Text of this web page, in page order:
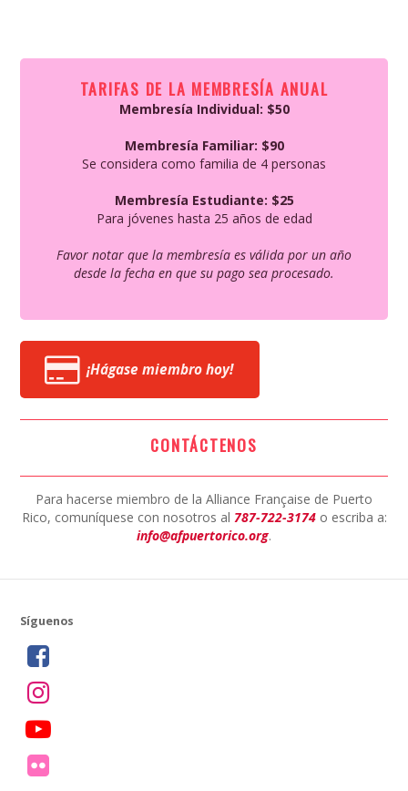
TARIFAS DE LA MEMBRESÍA ANUAL
Membresía Individual: $50
Membresía Familiar: $90
Se considera como familia de 4 personas
Membresía Estudiante: $25
Para jóvenes hasta 25 años de edad
Favor notar que la membresía es válida por un año
desde la fecha en que su pago sea procesado.
¡Hágase miembro hoy!
CONTÁCTENOS
Para hacerse miembro de la Alliance Française de Puerto
Rico, comuníquese con nosotros al 787-722-3174o escriba a:
info@afpuertorico.org.
Síguenos